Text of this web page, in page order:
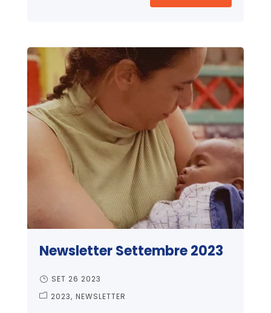
Newsletter Settembre 2023
SET 26 2023
2023 NEWSLETTER